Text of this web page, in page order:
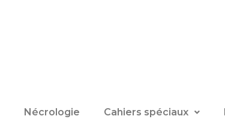
Nécrologie Cahiers spéciaux